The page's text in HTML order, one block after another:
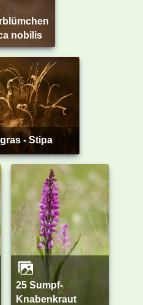
nobilis
- Stipa
25 Sumpf-
Knabenkraut